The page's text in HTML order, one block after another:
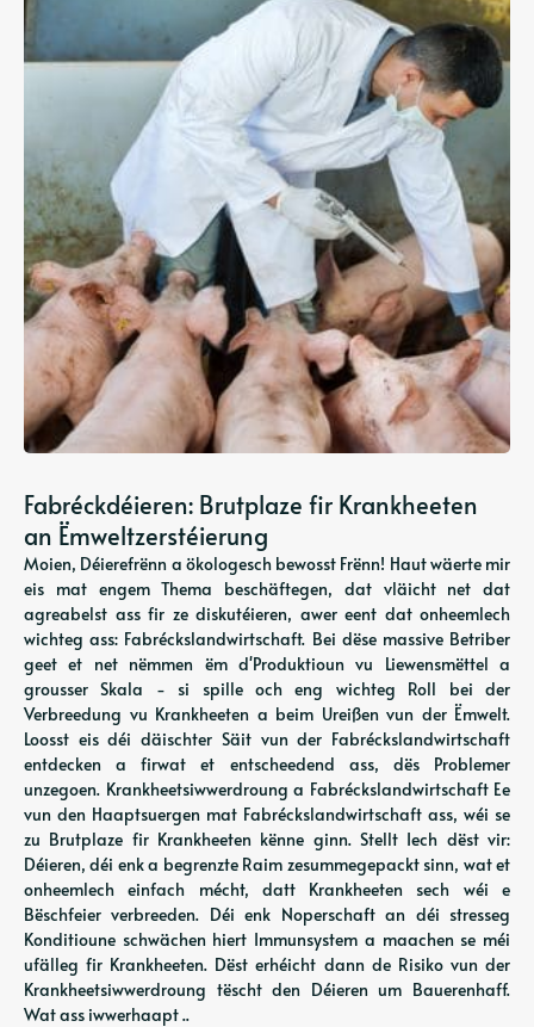
Fabréckdéieren: Brutplaze fir Krankheeten
an Ëmweltzerstéierung
Moien, Déierefrënn a ökologesch bewosst Frënn! Haut wäerte mir
eis mat engem Thema beschäftegen, dat vläicht net dat
agreabelst ass fir ze diskutéieren, awer eent dat onheemlech
wichteg ass: Fabréckslandwirtschaft. Bei dëse massive Betriber
geet et net nëmmen ëm d'Produktioun vu Liewensmëttel a
grousser Skala - si spille och eng wichteg Roll bei der
Verbreedung vu Krankheeten a beim Ureißen vun der Ëmwelt.
Loosst eis déi däischter Säit vun der Fabréckslandwirtschaft
entdecken a firwat et entscheedend ass, dës Problemer
unzegoen. Krankheetsiwwerdroung a Fabréckslandwirtschaft Ee
vun den Haaptsuergen mat Fabréckslandwirtschaft ass, wéi se
zu Brutplaze fir Krankheeten kënne ginn. Stellt Iech dëst vir:
Déieren, déi enk a begrenzte Raim zesummegepackt sinn, wat et
onheemlech einfach mécht, datt Krankheeten sech wéi e
Bëschfeier verbreeden. Déi enk Noperschaft an déi stresseg
Konditioune schwächen hiert Immunsystem a maachen se méi
ufälleg fir Krankheeten. Dëst erhéicht dann de Risiko vun der
Krankheetsiwwerdroung tëscht den Déieren um Bauerenhaff.
Wat ass iwwerhaapt ..